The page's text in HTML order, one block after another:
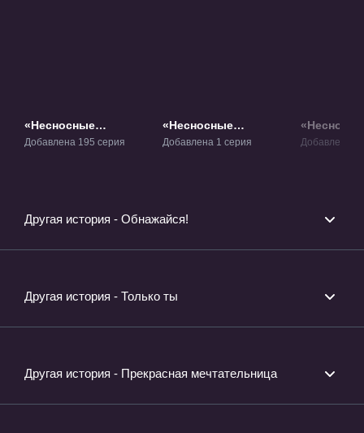
«Несносные
пришельцы» ТВ-1
Добавлена 195 серия
«Несносные
пришельцы:
Добавлена 1 серия Добавлена 1
Другая история - Обнажайся!
Другая история - Только ты
Другая история - Прекрасная мечтательница